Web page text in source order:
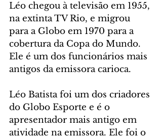
Léo chegou à televisão em 1955,
na extinta TV Rio, e migrou
para a Globo em 1970 para a
cobertura da Copa do Mundo.
Ele é um dos funcionários mais
antigos da emissora carioca.
Léo Batista foi um dos criadores
do Globo Esporte e é o
apresentador mais antigo em
atividade na emissora. Ele foi o